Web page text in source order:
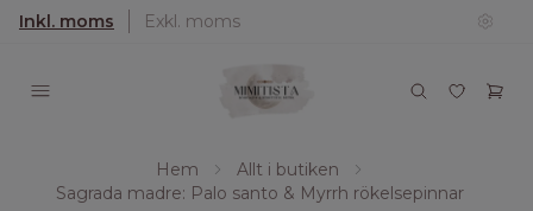
Inkl. moms Exkl. moms
Hem
Allt i butiken
Sagrada madre: Palo santo & Myrrh rökelsepinnar